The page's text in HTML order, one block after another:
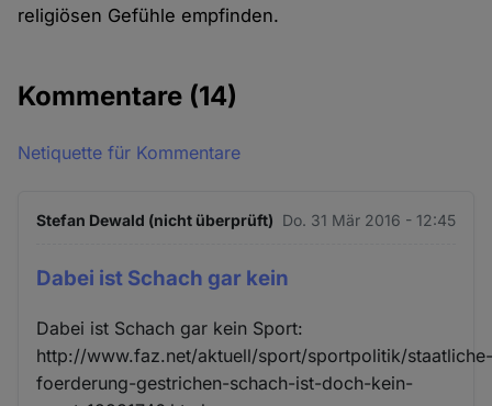
religiösen Gefühle empfinden.
Kommentare (14)
Netiquette für Kommentare
Stefan Dewald (nicht überprüft) Do. 31 Mär 2016 - 12:45
Dabei ist Schach gar kein
Dabei ist Schach gar kein Sport:
http://www.faz.net/aktuell/sport/sportpolitik/
foerderung-gestrichen-schach-ist-doch-kein-